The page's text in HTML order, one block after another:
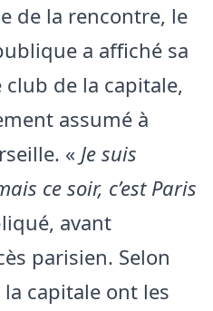
de la rencontre, le
a affiché sa
de la capitale,
assumé à
« Je suis
ce soir, c’est Paris
avant
parisien. Selon
capitale ont les